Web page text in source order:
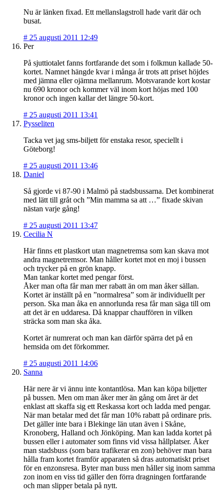
Nu är länken fixad. Ett mellanslagstroll hade varit där och
busat.
# 25 augusti 2011 12:49
Per
På sjuttiotalet fanns fortfarande det som i folkmun kallade 50-
kortet. Namnet hängde kvar i många år trots att priset höjdes
med jämna eller ojämna mellanrum. Motsvarande kort kostar
nu 690 kronor och kommer väl inom kort höjas med 100
kronor och ingen kallar det längre 50-kort.
# 25 augusti 2011 13:41
Pysseliten
Tacka vet jag sms-biljett för enstaka resor, speciellt i
Göteborg!
# 25 augusti 2011 13:46
Daniel
Så gjorde vi 87-90 i Malmö på stadsbussarna. Det kombinerat
med lätt till gråt och ”Min mamma sa att …” fixade skivan
nästan varje gång!
# 25 augusti 2011 13:47
Cecilia N
Här finns ett plastkort utan magnetremsa som kan skava mot
andra magnetremsor. Man håller kortet mot en moj i bussen
och trycker på en grön knapp.
Man tankar kortet med pengar först.
Åker man ofta får man mer rabatt än om man åker sällan.
Kortet är inställt på en ”normalresa” som är individuellt per
person. Ska man åka en annorlunda resa får man säga till om
att det är en uddaresa. Då knappar chauffören in vilken
sträcka som man ska åka.
Kortet är numrerat och man kan därför spärra det på en
hemsida om det förkommer.
# 25 augusti 2011 14:06
Sanna
Här nere är vi ännu inte kontantlösa. Man kan köpa biljetter
på bussen. Men om man åker mer än gång om året är det
enklast att skaffa sig ett Reskassa kort och ladda med pengar.
När man betalar med det får man 10% rabatt på ordinare pris.
Det gäller inte bara i Blekinge län utan även i Skåne,
Kronoberg, Halland och Jönköping. Man kan ladda kortet på
bussen eller i automater som finns vid vissa hållplatser. Åker
man stadsbuss (som bara trafikerar en zon) behöver man bara
hålla fram kortet framför apparaten så dras automatiskt priset
för en enzonsresa. Byter man buss men håller sig inom samma
zon inom en viss tid gäller den förra dragningen fortfarande
och man slipper betala på nytt.